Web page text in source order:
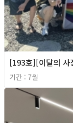
[193호][이달의 사
기간 : 7월